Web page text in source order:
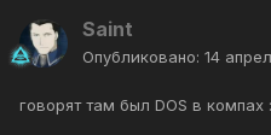
Saint
Опубликовано: 14
говорят там был DOS в компах